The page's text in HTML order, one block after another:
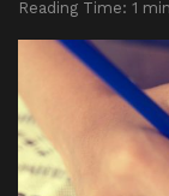
Reading Time: 1